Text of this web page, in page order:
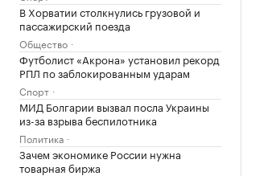
В Хорватии столкнулись грузовой и
пассажирский поезда
Общество
Футболист «Акрона» установил рекорд
РПЛ по заблокированным ударам
Спорт
МИД Болгарии вызвал посла Украины
из-за взрыва беспилотника
Политика
Зачем экономике России нужна
товарная биржа